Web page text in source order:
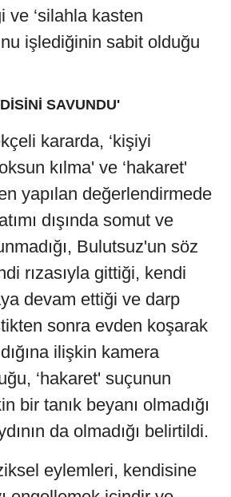
ve ‘silahla kasten
işlediğinin sabit olduğu
SAVUNDU'
kararda, ‘kişiyi
kılma' ve ‘hakaret'
yapılan değerlendirmede
dışında somut ve
Bulutsuz'un söz
rızasıyla gittiği, kendi
devam ettiği ve darp
sonra evden koşarak
ilişkin kamera
‘hakaret' suçunun
bir tanık beyanı olmadığı
da olmadığı belirtildi.
eylemleri, kendisine